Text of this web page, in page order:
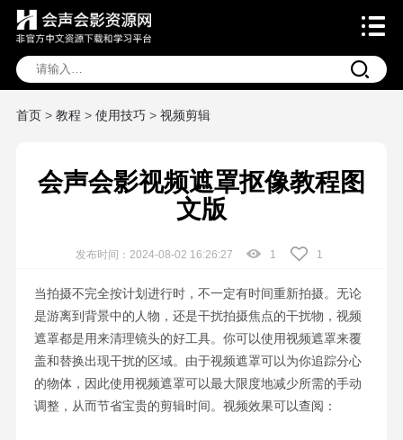
首页> 教程 > 使用技巧> 视频剪辑
会声会影视频遮罩抠像教程图
文版
发布时间：2024-08-02 16:26:27 1 1
当拍摄不完全按计划进行时，不一定有时间重新拍摄。无论
是游离到背景中的人物，还是干扰拍摄焦点的干扰物，视频
遮罩都是用来清理镜头的好工具。你可以使用视频遮罩来覆
盖和替换出现干扰的区域。由于视频遮罩可以为你追踪分心
的物体，因此使用视频遮罩可以最大限度地减少所需的手动
调整，从而节省宝贵的剪辑时间。视频效果可以查阅：